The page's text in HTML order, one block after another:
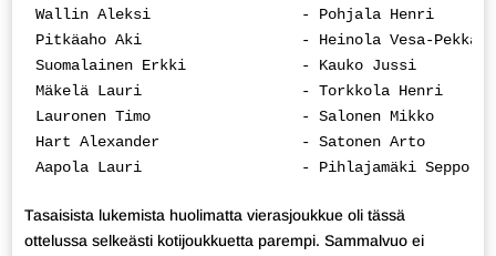
Wallin Aleksi                 - Pohjala Henri
Pitkäaho Aki                  - Heinola Vesa-
Suomalainen Erkki             - Kauko Jussi
Mäkelä Lauri                  - Torkkola Henri
Lauronen Timo                 - Salonen Mikko
Hart Alexander                - Satonen Arto
Tasaisista lukemista huolimatta vierasjoukkue oli tässä
ottelussa selkeästi kotijoukkuetta parempi. Sammalvuo ei